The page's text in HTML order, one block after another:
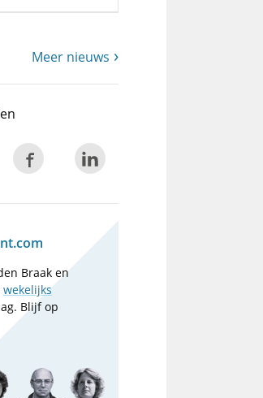
Meer nieuws
Braak en
wekelijks
Blijf op